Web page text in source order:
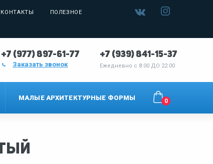
КОНТАКТЫ ПОЛЕЗНОЕ
+7 (977) 897-61-77
Заказать звонок
+7 (939) 841-15-37
Ежедневно с 8:00 ДО 22:00
МАЛЫЕ АРХИТЕКТУРНЫЕ ФОРМЫ 0